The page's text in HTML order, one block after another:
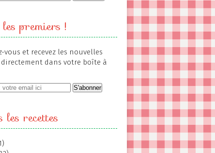
les premiers !
vous et recevez les nouvelles
directement dans votre boîte à
les recettes